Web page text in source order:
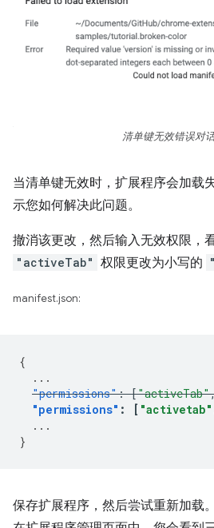
清单键无效错误对话
当清单键无效时，扩展程序会加载
示您如何解决此问题。
撤消该更改，然后输入无效权限，
"activeTab" 权限更改为小写的
manifest.json:
{
...
"permissions": ["activeTab"
"permissions" : [ "activetab"
...
}
保存扩展程序，然后尝试重新加载